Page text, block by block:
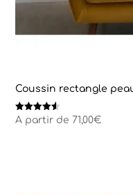
Coussin rectangle
Note
4.50
A partir de 71,00€